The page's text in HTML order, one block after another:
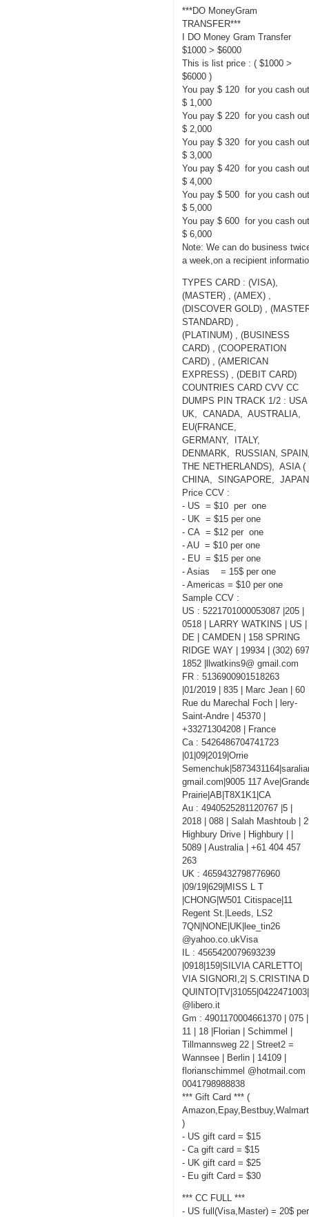
***DO MoneyGram
TRANSFER***
I DO Money Gram Transfer
$1000 > $6000
This is list price : ( $1000 >
$6000 )
You pay $ 120 for you cash
$ 1,000
You pay $ 220 for you cash
$ 2,000
You pay $ 320 for you cash
$ 3,000
You pay $ 420 for you cash
$ 4,000
You pay $ 500 for you cash
$ 5,000
You pay $ 600 for you cash
$ 6,000
Note: We can do business
a week,on a recipient
TYPES CARD : (VISA),
(MASTER) , (AMEX) ,
(DISCOVER GOLD) ,
STANDARD) ,
(PLATINUM) , (BUSINESS
CARD) , (COOPERATION
CARD) , (AMERICAN
EXPRESS) , (DEBIT CARD)
COUNTRIES CARD CVV CC
DUMPS PIN TRACK 1/2 :
UK, CANADA, AUSTRALIA,
EU(FRANCE,
GERMANY, ITALY,
DENMARK, RUSSIAN,
THE NETHERLANDS), ASIA (
CHINA, SINGAPORE,
Price CCV :
- US = $10 per one
- UK = $15 per one
- CA = $12 per one
- AU = $10 per one
- EU = $15 per one
- Asias = 15$ per one
- Americas = $10 per one
Sample CCV :
US : 5221701000053087 |205 |
0518 | LARRY WATKINS | US |
DE | CAMDEN | 158 SPRING
RIDGE WAY | 19934 | (302)
1852 |llwatkins9@ gmail.com
FR : 5136900901518263
|01/2019 | 835 | Marc Jean | 60
Rue du Marechal Foch | lery-
Saint-Andre | 45370 |
+33271304208 | France
Ca : 5426486704741723
|01|09|2019|Orrie
gmail.com|9005 117
Prairie|AB|T8X1K1|CA
Au : 4940525281120767 |5 |
2018 | 088 | Salah Mashtoub |
Highbury Drive | Highbury | |
5089 | Australia | +61 404 457
263
UK : 4659432798776960
|09/19|629|MISS L T
|CHONG|W501 Citispace|11
Regent St.|Leeds, LS2
7QN|NONE|UK|lee_tin26
@yahoo.co.ukVisa
IL : 4565420079693239
|0918|159|SILVIA CARLETTO|
VIA SIGNORI,2| S.CRISTINA
@libero.it
Gm : 4901170004661370 | 075 |
11 | 18 |Florian | Schimmel |
Tillmannsweg 22 | Street2 =
Wannsee | Berlin | 14109 |
florianschimmel @hotmail.com
0041798988838
*** Gift Card *** (
)
- US gift card = $15
- Ca gift card = $15
- UK gift card = $25
- Eu gift Card = $30
*** CC FULL ***
- US full(Visa,Master) = 20$ per